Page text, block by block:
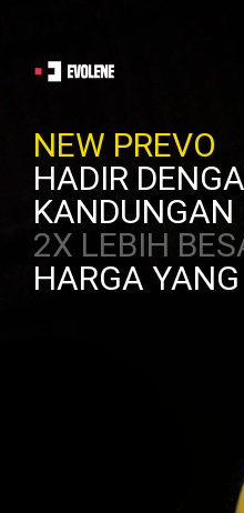
NEW PREVO
HADIR
KANDUNGAN
2X LEBIH
HARGA